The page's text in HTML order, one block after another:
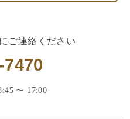
ご連絡ください
〜 17:00